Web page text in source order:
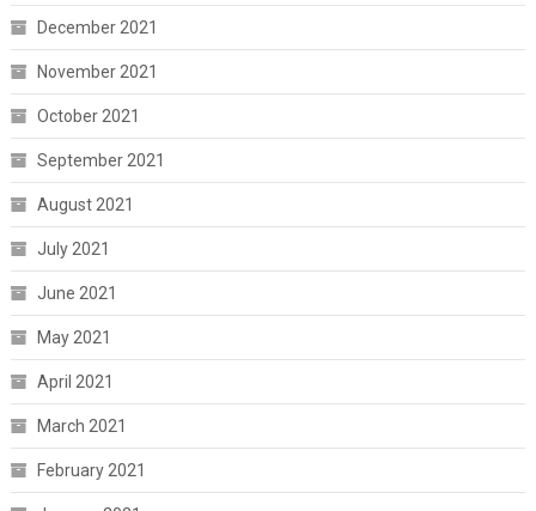
December 2021
November 2021
October 2021
September 2021
August 2021
July 2021
June 2021
May 2021
April 2021
March 2021
February 2021